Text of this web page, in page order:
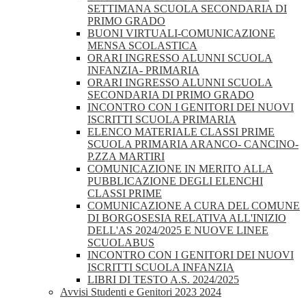
SETTIMANA SCUOLA SECONDARIA DI
PRIMO GRADO
BUONI VIRTUALI-COMUNICAZIONE
MENSA SCOLASTICA
ORARI INGRESSO ALUNNI SCUOLA
INFANZIA- PRIMARIA
ORARI INGRESSO ALUNNI SCUOLA
SECONDARIA DI PRIMO GRADO
INCONTRO CON I GENITORI DEI NUOVI
ISCRITTI SCUOLA PRIMARIA
ELENCO MATERIALE CLASSI PRIME
SCUOLA PRIMARIA ARANCO- CANCINO-
P.ZZA MARTIRI
COMUNICAZIONE IN MERITO ALLA
PUBBLICAZIONE DEGLI ELENCHI
CLASSI PRIME
COMUNICAZIONE A CURA DEL COMUNE
DI BORGOSESIA RELATIVA ALL'INIZIO
DELL'AS 2024/2025 E NUOVE LINEE
SCUOLABUS
INCONTRO CON I GENITORI DEI NUOVI
ISCRITTI SCUOLA INFANZIA
LIBRI DI TESTO A.S. 2024/2025
Avvisi Studenti e Genitori 2023 2024